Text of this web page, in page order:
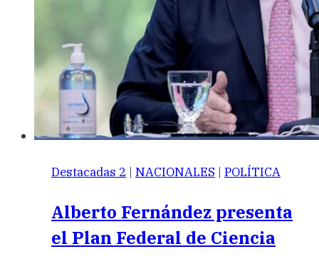
Destacadas 2 | NACIONALES | POLÍTICA
Alberto Fernández presenta
el Plan Federal de Ciencia